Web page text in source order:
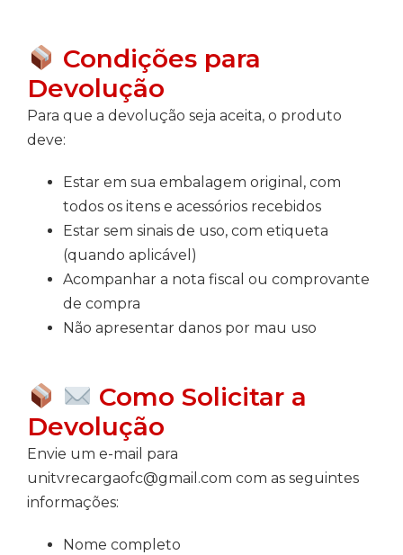
Condições para
Devolução
Para que a devolução seja aceita, o produto
deve:
Estar em sua embalagem original, com
todos os itens e acessórios recebidos
Estar sem sinais de uso, com etiqueta
(quando aplicável)
Acompanhar a nota fiscal ou comprovante
de compra
Não apresentar danos por mau uso
Como Solicitar a
Devolução
Envie um e-mail para
unitvrecargaofc@gmail.com com as seguintes
informações:
Nome completo